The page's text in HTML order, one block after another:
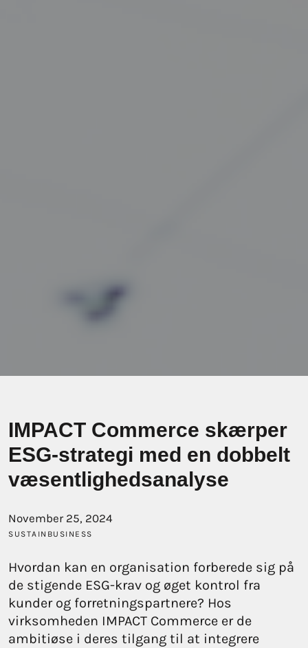
IMPACT Commerce skærper
ESG-strategi med en dobbelt
væsentlighedsanalyse
November 25, 2024
SUSTAINBUSINESS
Hvordan kan en organisation forberede sig på
de stigende ESG-krav og øget kontrol fra
kunder og forretningspartnere? Hos
virksomheden IMPACT Commerce er de
ambitiøse i deres tilgang til at integrere